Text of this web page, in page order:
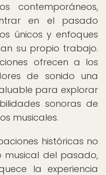
contemporáneos,
en el pasado
únicos y enfoques
su propio trabajo.
ofrecen a los
de sonido una
para explorar
sonoras de
musicales.
históricas no
musical del pasado,
la experiencia